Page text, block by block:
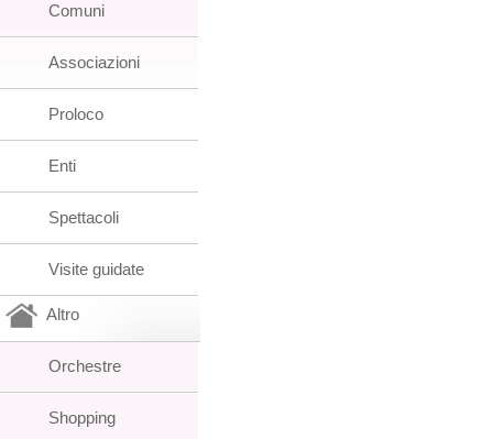
Comuni
Associazioni
Proloco
Enti
Spettacoli
Visite guidate
Altro
Orchestre
Shopping